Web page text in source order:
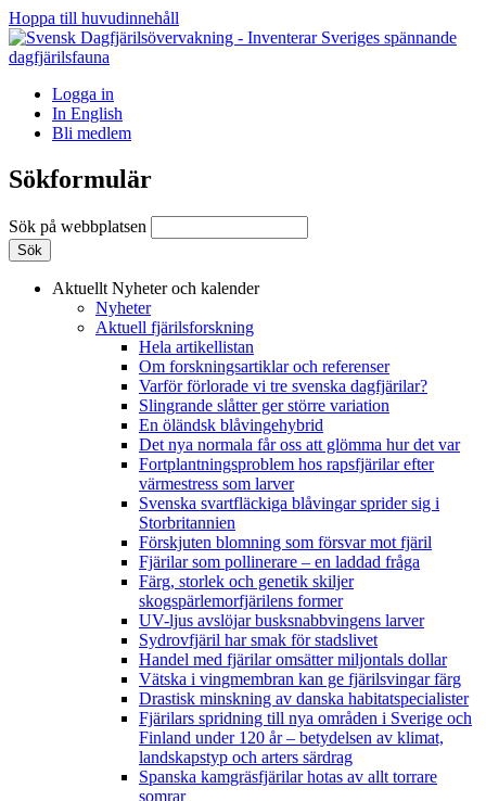
Hoppa till huvudinnehåll
Logga in
In English
Bli medlem
Sökformulär
Sök på webbplatsen
Aktuellt Nyheter och kalender
Nyheter
Aktuell fjärilsforskning
Hela artikellistan
Om forskningsartiklar och referenser
Varför förlorade vi tre svenska dagfjärilar?
Slingrande slåtter ger större variation
En öländsk blåvingehybrid
Det nya normala får oss att glömma hur det var
Fortplantningsproblem hos rapsfjärilar efter
värmestress som larver
Svenska svartfläckiga blåvingar sprider sig i
Storbritannien
Förskjuten blomning som försvar mot fjäril
Fjärilar som pollinerare – en laddad fråga
Färg, storlek och genetik skiljer
skogspärlemorfjärilens former
UV-ljus avslöjar busksnabbvingens larver
Sydrovfjäril har smak för stadslivet
Handel med fjärilar omsätter miljontals dollar
Vätska i vingmembran kan ge fjärilsvingar färg
Drastisk minskning av danska habitatspecialister
Fjärilars spridning till nya områden i Sverige och
Finland under 120 år– betydelsen av klimat,
landskapstyp och arters särdrag
Spanska kamgräsfjärilar hotas av allt torrare
somrar